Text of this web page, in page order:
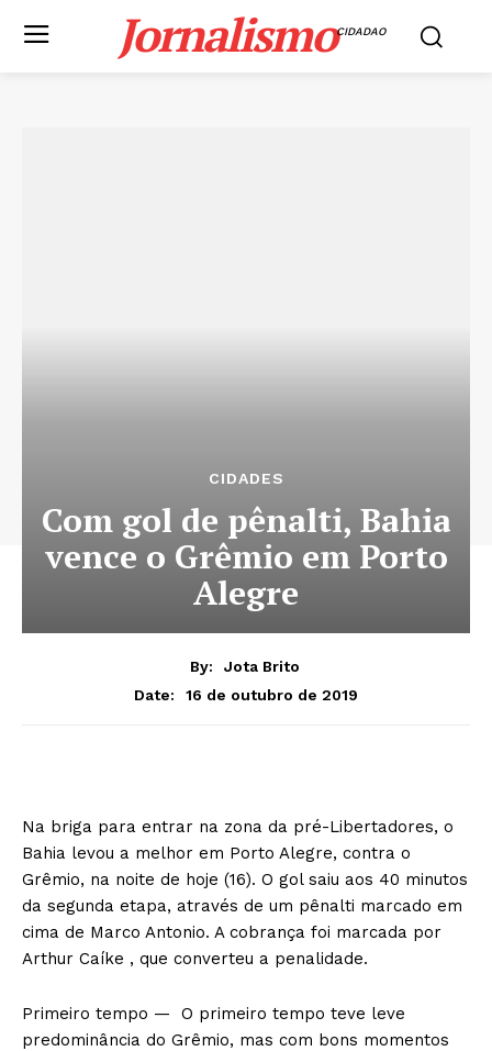
JornalismoCIDADAO
CIDADES
Com gol de pênalti, Bahia
vence o Grêmio em Porto
Alegre
By:
Jota Brito
Date:
16 de outubro de 2019
Na briga para entrar na zona da pré-Libertadores, o
Bahia levou a melhor em Porto Alegre, contra o
Grêmio, na noite de hoje (16). O gol saiu aos 40 minutos
da segunda etapa, através de um pênalti marcado em
cima de Marco Antonio. A cobrança foi marcada por
Arthur Caíke , que converteu a penalidade.
Primeiro tempo — O primeiro tempo teve leve
predominância do Grêmio, mas com bons momentos